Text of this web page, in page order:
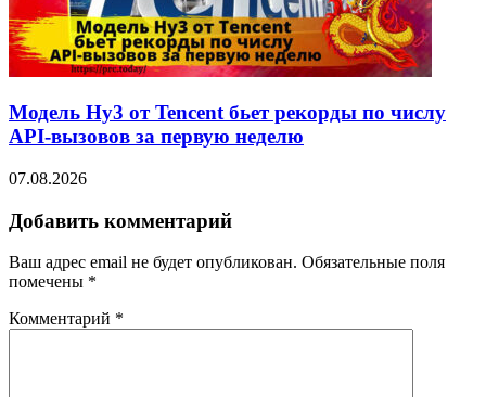
Модель Hy3 от Tencent бьет рекорды по числу
API-вызовов за первую неделю
07.08.2026
Добавить комментарий
Ваш адрес email не будет опубликован. Обязательные поля
помечены *
Комментарий *